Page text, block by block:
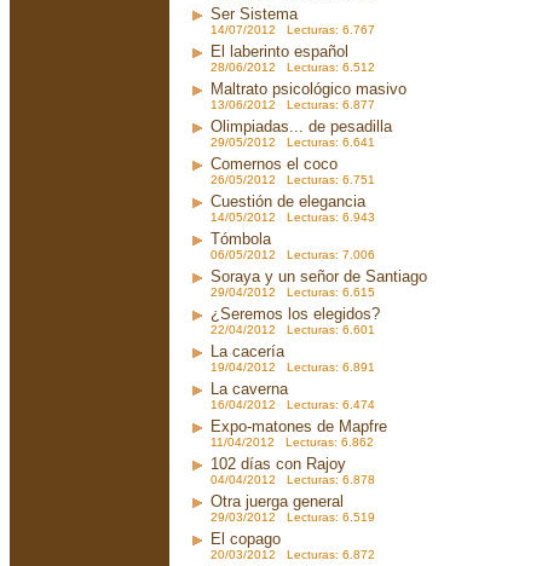
Ser Sistema
14/07/2012 Lecturas: 6.767
El laberinto español
28/06/2012 Lecturas: 6.512
Maltrato psicológico masivo
13/06/2012 Lecturas: 6.877
Olimpiadas... de pesadilla
29/05/2012 Lecturas: 6.641
Comernos el coco
26/05/2012 Lecturas: 6.751
Cuestión de elegancia
14/05/2012 Lecturas: 6.943
Tómbola
06/05/2012 Lecturas: 7.006
Soraya y un señor de Santiago
29/04/2012 Lecturas: 6.615
¿Seremos los elegidos?
22/04/2012 Lecturas: 6.601
La cacería
19/04/2012 Lecturas: 6.891
La caverna
16/04/2012 Lecturas: 6.474
Expo-matones de Mapfre
11/04/2012 Lecturas: 6.862
102 días con Rajoy
04/04/2012 Lecturas: 6.878
Otra juerga general
29/03/2012 Lecturas: 6.519
El copago
20/03/2012 Lecturas: 6.872